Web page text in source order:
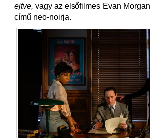
ejtve, vagy az elsőfilmes Evan Morgan
című neo-noirja.